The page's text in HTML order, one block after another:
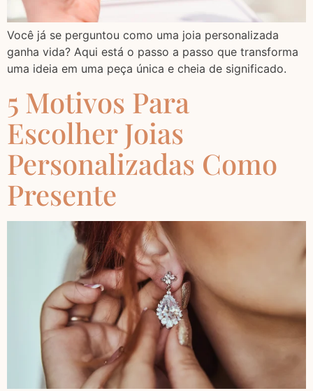
Você já se perguntou como uma joia personalizada
ganha vida? Aqui está o passo a passo que transforma
uma ideia em uma peça única e cheia de significado.
5 Motivos Para
Escolher Joias
Personalizadas Como
Presente